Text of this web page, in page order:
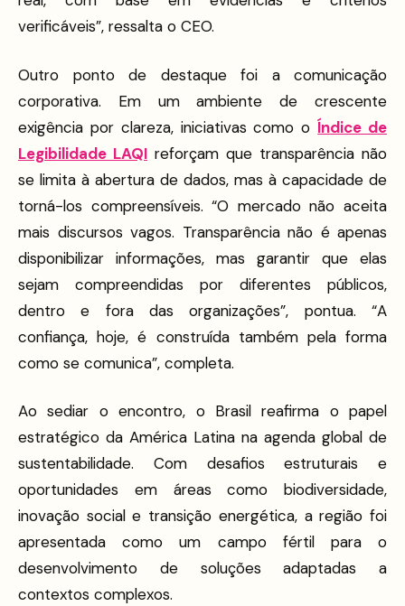
verificáveis”, ressalta o CEO.
Outro ponto de destaque foi a comunicação
corporativa. Em um ambiente de crescente
exigência por clareza, iniciativas como oÍndice de
Legibilidade LAQI reforçam que transparência não
se limita à abertura de dados, mas à capacidade de
torná-los compreensíveis. “O mercado não aceita
mais discursos vagos. Transparência não é apenas
disponibilizar informações, mas garantir que elas
sejam compreendidas por diferentes públicos,
dentro e fora das organizações”, pontua. “A
confiança, hoje, é construída também pela forma
como se comunica”, completa.
Ao sediar o encontro, o Brasil reafirma o papel
estratégico da América Latina na agenda global de
sustentabilidade. Com desafios estruturais e
oportunidades em áreas como biodiversidade,
inovação social e transição energética, a região foi
apresentada como um campo fértil para o
desenvolvimento de soluções adaptadas a
contextos complexos.